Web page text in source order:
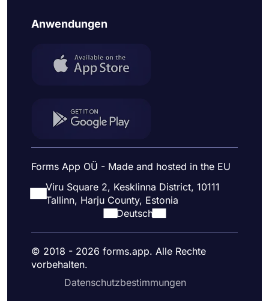
Anwendungen
Forms App OÜ - Made and hosted in the EU
Viru Square 2, Kesklinna District, 10111
Tallinn, Harju County, Estonia
Deutsch
© 2018 - 2026 forms.app. Alle Rechte
vorbehalten.
Datenschutzbestimmungen